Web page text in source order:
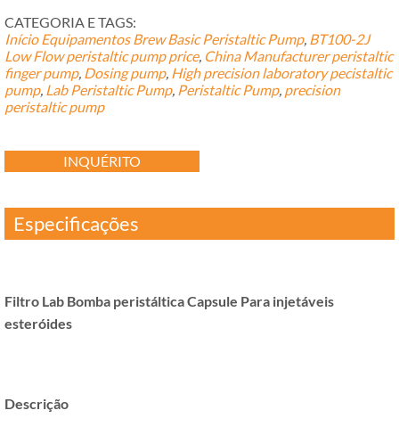
CATEGORIA E TAGS:
Início Equipamentos Brew Basic Peristaltic Pump, BT100-2J
Low Flow peristaltic pump price, China Manufacturer peristaltic
finger pump, Dosing pump, High precision laboratory pecistaltic
pump, Lab Peristaltic Pump, Peristaltic Pump, precision
peristaltic pump
INQUÉRITO
Especificações
Filtro Lab Bomba peristáltica Capsule Para injetáveis ​​
esteróides
Descrição